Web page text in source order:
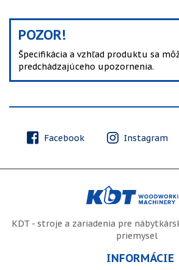
POZOR!
Špecifikácia a vzhľad produktu sa
predchádzajúceho upozornenia.
Facebook Instagram
KDT - stroje a zariadenia pre
priemysel
INFORMÁCIE